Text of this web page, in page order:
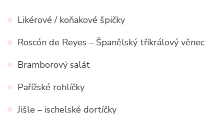
Likérové / koňakové špičky
Roscón de Reyes – Španělský tříkrálový věnec
Bramborový salát
Pařížské rohlíčky
Jišle – ischelské dortíčky